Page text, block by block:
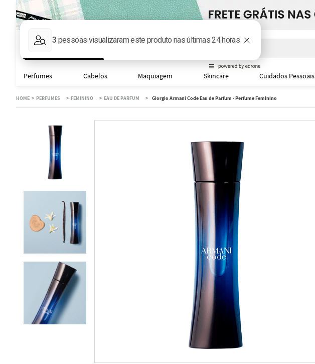
Faça sua busca aqui
Perfumes Cabelos Maquiagem Skincare Cuidados Pessoais
PERFUMES FEMININO EAU DE PARFUM Giorgio Armani Code Eau de Parfum - Perfume Feminino